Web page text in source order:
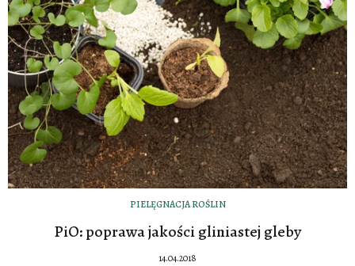
PIELĘGNACJA ROŚLIN
PiO: poprawa jakości gliniastej gleby
14.04.2018